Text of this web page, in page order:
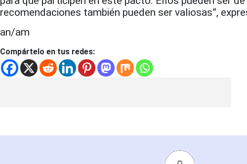
recomendaciones también pueden ser valiosas”,
an/am
Compártelo en tus redes: